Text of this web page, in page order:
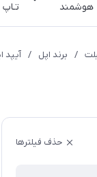
هوشمند
تـاپ
/ برند اپل / آیپد
حذف فیلترها